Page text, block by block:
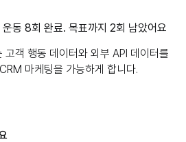
운동 8회 완료. 목표까지 2회 남았어요
고객 행동 데이터와 외부 API 데이터를
마케팅을 가능하게 합니다.